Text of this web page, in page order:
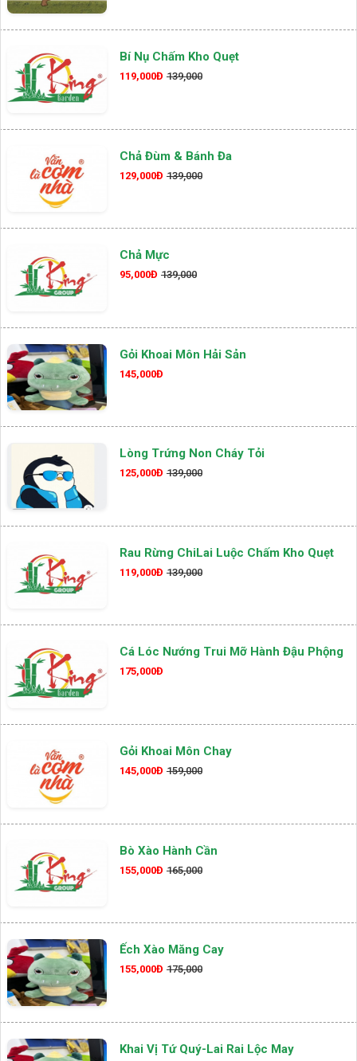
Bí Nụ Chấm Kho Quẹt
119,000Đ 139,000
Chả Đùm & Bánh Đa
129,000Đ 139,000
Chả Mực
95,000Đ 139,000
Gỏi Khoai Môn Hải Sản
145,000Đ
Lòng Trứng Non Cháy Tỏi
125,000Đ 139,000
Rau Rừng ChiLai Luộc Chấm Kho Quẹt
119,000Đ 139,000
Cá Lóc Nướng Trui Mỡ Hành Đậu Phộng
175,000Đ
Gỏi Khoai Môn Chay
145,000Đ 159,000
Bò Xào Hành Cần
155,000Đ 165,000
Ếch Xào Măng Cay
155,000Đ 175,000
Khai Vị Tứ Quý-Lai Rai Lộc May